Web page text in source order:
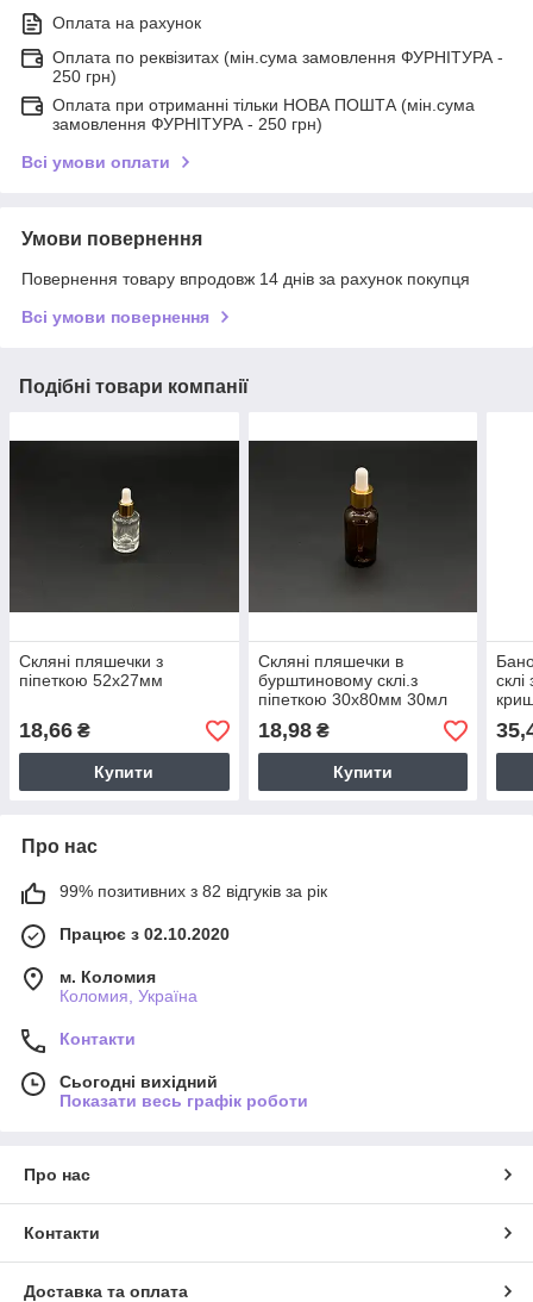
Оплата на рахунок
Оплата по реквізитах (мін.сума замовлення ФУРНІТУРА -
250 грн)
Оплата при отриманні тільки НОВА ПОШТА (мін.сума
замовлення ФУРНІТУРА - 250 грн)
Всі умови оплати
Умови повернення
Повернення товару впродовж 14 днів за рахунок покупця
Всі умови повернення
Подібні товари компанії
Скляні пляшечки з
піпеткою 52х27мм
18,66 ₴
Купити
Скляні пляшечки в
бурштиновому склі.з
піпеткою 30х80мм 30мл
18,98₴
Купити
Про нас
99% позитивних з 82 відгуків за рік
Працює з 02.10.2020
м. Коломия
Коломия, Україна
Контакти
Сьогодні вихідний
Показати весь графік роботи
Про нас
Контакти
Доставка та оплата